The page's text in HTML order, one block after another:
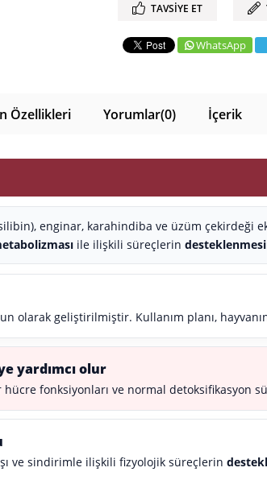
TAVSIYE ET
WhatsApp
Özellikleri Yorumlar(0) İçerik
enginar, karahindiba ve üzüm
ile ilişkili süreçlerin
olarak geliştirilmiştir. Kullanım planı,
yardımcı olur
fonksiyonları ve normal detoksifikasyon
ve sindirimle ilişkili fizyolojik süreçlerin